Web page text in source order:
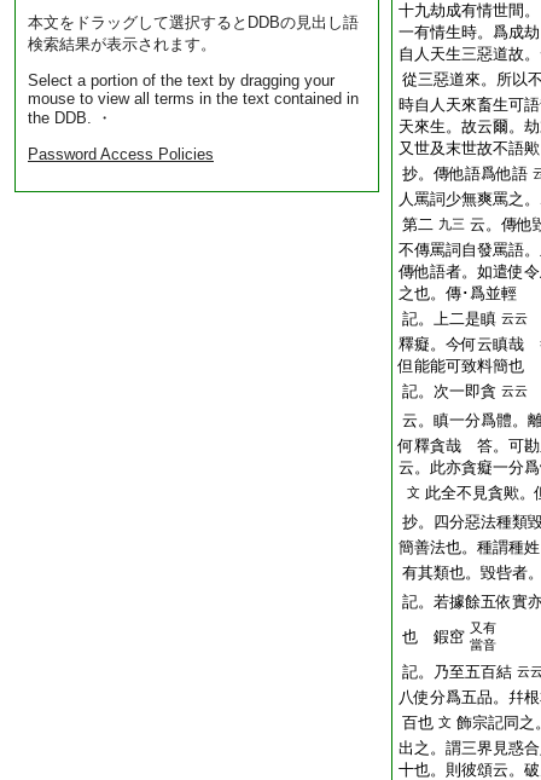
本文をドラッグして選択するとDDBの見出し語
検索結果が表示されます。
Select a portion of the text by dragging your
mouse to view all terms in the text contained in
the DDB. ・
Password Access Policies
十九劫成有情世間
一有情生時。爲成
自人天生三惡道故
從三惡道來。所以
時自人天來畜生可
天來生。故云爾。
又世及末世故不語歟
抄。傳他語爲他語
人罵詞少無爽罵之
第二 九三 云。傳他
不傳罵詞自發罵語
傳他語者。如遣使
之也。傳･爲並輕
記。上二是瞋 云云
釋癡。今何云瞋哉
但能能可致料簡也
記。次一即貪 云云
云。瞋一分爲體。
何釋貪哉 答。可勘
云。此亦貪癡一分
文 此全不見貪歟。
抄。四分惡法種類
簡善法也。種謂種
有其類也。毀呰者
記。若據餘五依實
也 鍜窋 又有
當音
記。乃至五百結 云
八使分爲五品。幷
百也 文 飾宗記同之
出之。謂三界見惑
十也。則彼頌云。